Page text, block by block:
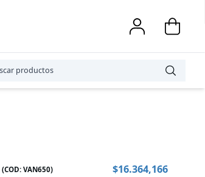
(COD:VAN650) $16.364,166